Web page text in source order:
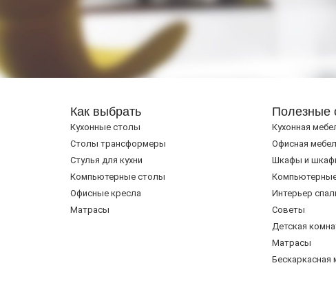
Как выбрать
Кухонные столы
Cтолы трансформеры
Стулья для кухни
Компьютерные столы
Офисные кресла
Матрасы
Полезные
Кухонная
Офисная
Шкафы и
Интерьер
Советы
Детская
Матрасы
Бескаркасная